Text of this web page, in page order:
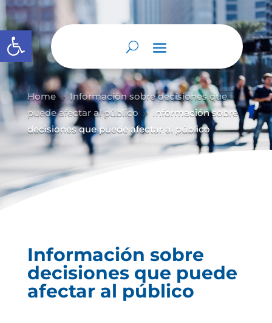
Abrir barra de herramientas
Home 9 Información sobre decisiones que
puede afectar al público 9 Información sobre
decisiones que puede afectar al público
Información sobre
decisiones que puede
afectar al público